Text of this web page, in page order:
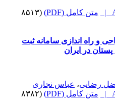
متن کامل (PDF)
(۸۵۱۳
و راه اندازی سامانه ثبت
در ایران
رضایی، عباس نجاری
متن کامل (PDF)
(۸۳۸۲